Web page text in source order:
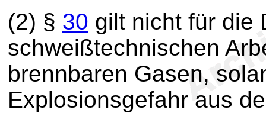
(2) § 30 gilt nicht für die
schweißtechnischen
brennbaren Gasen,
Explosionsgefahr aus